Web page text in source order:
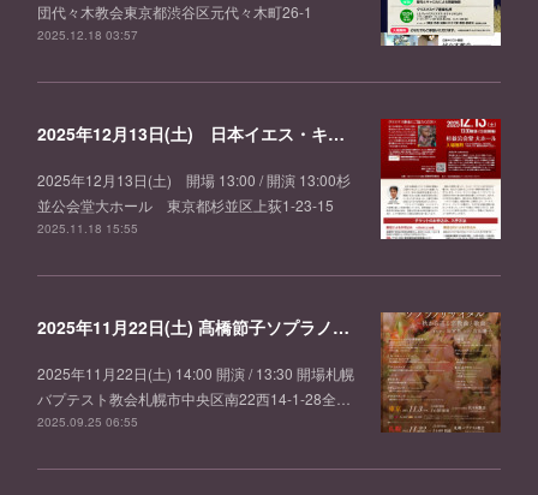
団代々木教会東京都渋谷区元代々木町26-1
2025.12.18 03:57
2025年12月13日(土) 日本イエス・キリスト教団 荻窪栄光教会 第58回メサイア公演 (日本語訳抜粋)
2025年12月13日(土) 開場 13:00 / 開演 13:00杉
並公会堂大ホール 東京都杉並区上荻1-23-15
2025.11.18 15:55
2025年11月22日(土) 髙橋節子ソプラノリサイタル ~秋から巡る宗教曲と歌曲~ (札幌)
2025年11月22日(土) 14:00 開演 / 13:30 開場札幌
バプテスト教会札幌市中央区南22西14-1-28全…
2025.09.25 06:55